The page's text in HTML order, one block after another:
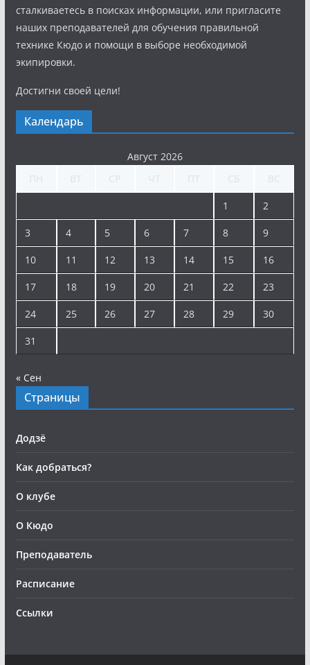
сталкиваетесь в поисках информации, или пригласите
наших преподавателей для обучения правильной
технике Кюдо и помощи в выборе необходимой
экипировки.
Достигни своей цели!
Календарь
Август 2026
1 2
3 4 5 6 7 8 9
10 11 12 13 14 15 16
17 18 19 20 21 22 23
24 25 26 27 28 29 30
31
« Сен
Страницы
Додзё
Как добраться?
О клубе
О Кюдо
Преподаватель
Расписание
Ссылки